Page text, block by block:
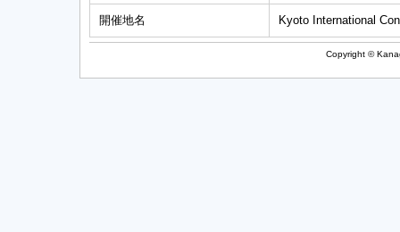
開催地名 Kyoto International
Copyright ©